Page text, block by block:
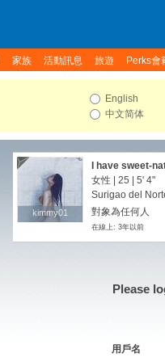
家族 活動訊息 旅遊 Perks會
English
中文简体
kimmy01
kimmy01
I have sweet-
perfect for all
slightly
humor and
me is bound to
the complete
perfect date for
manner. I’m a
and very
女性 | 25 | 5' 4"
Surigao del
對象為任何人
在線上: 3年以前
Please
用戶名